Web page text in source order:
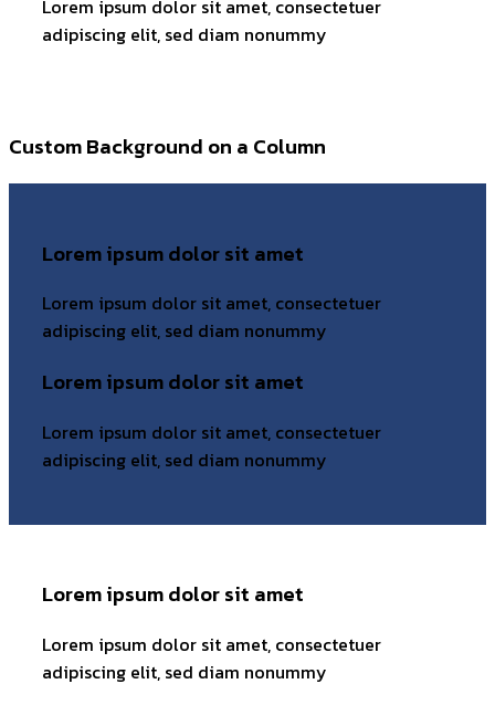
Lorem ipsum dolor sit amet, consectetuer
adipiscing elit, sed diam nonummy
Custom Background on a Column
Lorem ipsum dolor sit amet
Lorem ipsum dolor sit amet, consectetuer
adipiscing elit, sed diam nonummy
Lorem ipsum dolor sit amet
Lorem ipsum dolor sit amet, consectetuer
adipiscing elit, sed diam nonummy
Lorem ipsum dolor sit amet
Lorem ipsum dolor sit amet, consectetuer
adipiscing elit, sed diam nonummy